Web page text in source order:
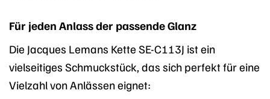
Für jeden Anlass der passende Glanz
Die Jacques Lemans Kette SE-C113J ist ein
vielseitiges Schmuckstück, das sich perfekt für eine
Vielzahl von Anlässen eignet: